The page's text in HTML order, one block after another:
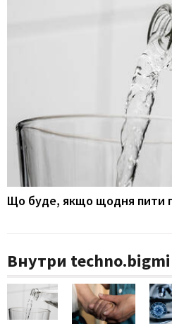
Що буде, якщо щодня пити
Внутри